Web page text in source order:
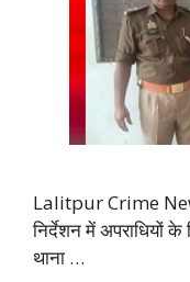
Lalitpur Crime
निर्देशन में अपराधियों
थाना …